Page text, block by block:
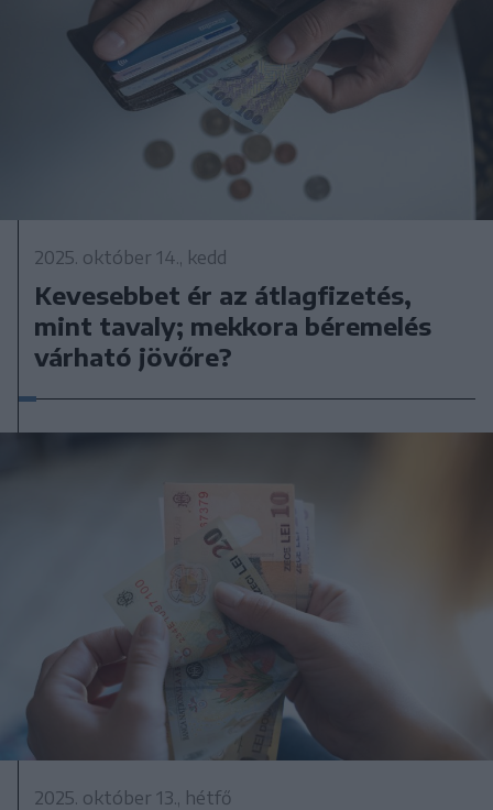
2025. október 14., kedd
Kevesebbet ér az átlagfizetés,
mint tavaly; mekkora béremelés
várható jövőre?
2025. október 13., hétfő